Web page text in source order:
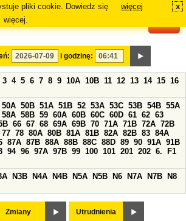
pliki cookie. Dowiedz się
więcej.
więcej x
i godzinę:
3 4 5 6 7 8 9 10A 10B 11 12 13 14 15 16
50A 50B 51A 51B 52 53A 53C 53B 54B 55A
58A 58B 59 60A 60B 60C 60D 61 62 63
66 67 68 69A 69B 70 71A 71B 72A 72B
77 78 80A 80B 81A 81B 82A 82B 83 84A
87A 87B 88A 88B 88C 88D 89 90 91A 91B
94 96 97A 97B 99 100 101 201 202 6.
F1
N3B N4A N4B N5A N5B N6 N7A N7B
N8
Zmiany Utrudnienia